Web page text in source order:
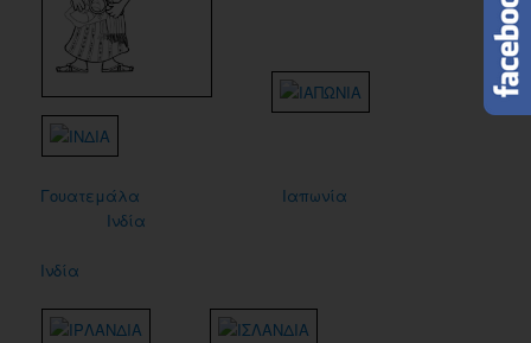
Γουατεμάλα
Ιαπωνία
Ινδία
Ινδία